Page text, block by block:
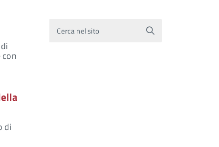
con
di
Cerca nel sito